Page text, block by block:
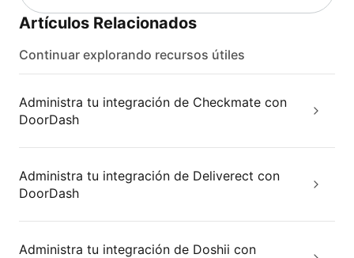
Artículos Relacionados
Continuar explorando recursos útiles
Administra tu integración de Checkmate con
DoorDash
Administra tu integración de Deliverect con
DoorDash
Administra tu integración de Doshii con